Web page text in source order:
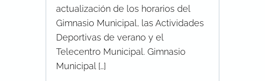
actualización de los horarios del
Gimnasio Municipal, las Actividades
Deportivas de verano y el
Telecentro Municipal. Gimnasio
Municipal […]